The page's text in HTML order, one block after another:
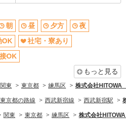
時間や曜日が選べる・シフト自由
交通費支給
産休・育休取得実績あり
各種手当（家族・役職・インセン
朝 昼 夕方
夜
OK
社宅・寮あり
OK
もっと見る
関東 東京都 練馬区 株式会社HITOWA
東京都の路線 西武新宿線 西武新宿駅
関東 東京都 練馬区 株式会社